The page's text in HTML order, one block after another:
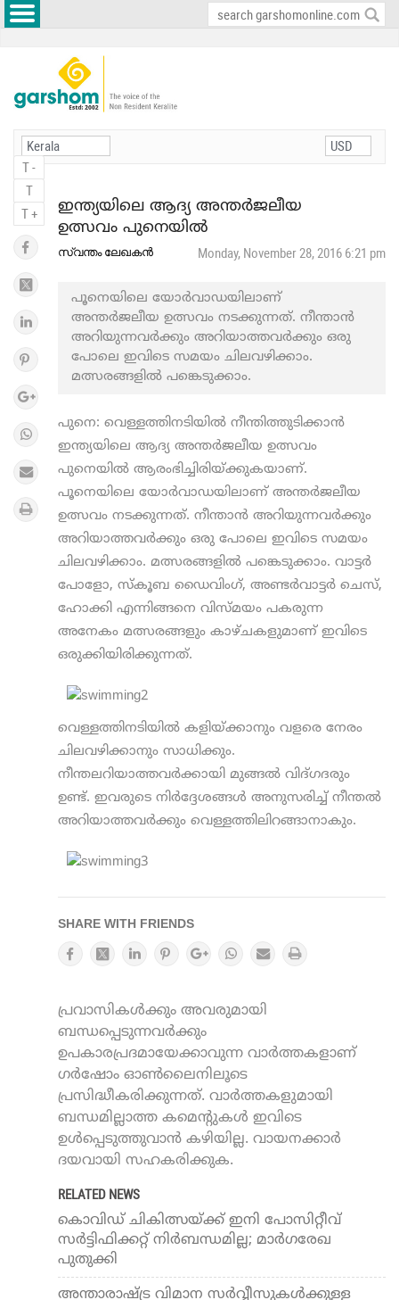
T -
T
T +
ഇന്ത്യയിലെ ആദ്യ അന്തര്‍ജലീയ
ഉത്സവം പുനെയില്‍
സ്വന്തം ലേഖകന്‍ Monday, November 28, 2016 6:21 pm
പൂനെയിലെ യോര്‍വാഡയിലാണ്
അന്തര്‍ജലീയ ഉത്സവം നടക്കുന്നത്. നീന്താന്‍
അറിയുന്നവര്‍ക്കും അറിയാത്തവര്‍ക്കും ഒരു
പോലെ ഇവിടെ സമയം ചിലവഴിക്കാം.
മത്സരങ്ങളില്‍ പങ്കെടുക്കാം.
പുനെ: വെള്ളത്തിനടിയില്‍ നീന്തിത്തുടിക്കാന്‍
ഇന്ത്യയിലെ ആദ്യ അന്തര്‍ജലീയ ഉത്സവം
പുനെയില്‍ ആരംഭിച്ചിരിയ്ക്കുകയാണ്.
പൂനെയിലെ യോര്‍വാഡയിലാണ് അന്തര്‍ജലീയ
ഉത്സവം നടക്കുന്നത്. നീന്താന്‍ അറിയുന്നവര്‍ക്കും
അറിയാത്തവര്‍ക്കും ഒരു പോലെ ഇവിടെ സമയം
ചിലവഴിക്കാം. മത്സരങ്ങളില്‍ പങ്കെടുക്കാം. വാട്ടര്‍
പോളോ, സ്‌കൂബ ഡൈവിംഗ്, അണ്ടര്‍വാട്ടര്‍ ചെസ്,
ഹോക്കി എന്നിങ്ങനെ വിസ്മയം പകരുന്ന
അനേകം മത്സരങ്ങളും കാഴ്ചകളുമാണ് ഇവിടെ
ഒരുക്കിയിരിക്കുന്നത്.
വെള്ളത്തിനടിയില്‍ കളിയ്ക്കാനും വളരെ നേരം
ചിലവഴിക്കാനും സാധിക്കും.
നീന്തലറിയാത്തവര്‍ക്കായി മുങ്ങല്‍ വിദ്ഗദരും
ഉണ്ട്. ഇവരുടെ നിര്‍ദ്ദേശങ്ങള്‍ അനുസരിച്ച് നീന്തല്‍
അറിയാത്തവര്‍ക്കും വെള്ളത്തിലിറങ്ങാനാകും.
SHARE WITH FRIENDS
പ്രവാസികൾക്കും അവരുമായി
ബന്ധപ്പെടുന്നവർക്കും
ഉപകാരപ്രദമായേക്കാവുന്ന വാർത്തകളാണ്
ഗർഷോം ഓൺലൈനിലൂടെ
പ്രസിദ്ധീകരിക്കുന്നത്. വാർത്തകളുമായി
ബന്ധമില്ലാത്ത കമെന്റുകൾ ഇവിടെ
ഉൾപ്പെടുത്തുവാൻ കഴിയില്ല. വായനക്കാർ
ദയവായി സഹകരിക്കുക.
RELATED NEWS
കൊവിഡ് ചികിത്സയ്ക്ക് ഇനി പോസിറ്റീവ്
സര്‍ട്ടിഫിക്കറ്റ് നിര്‍ബന്ധമില്ല; മാര്‍ഗരേഖ
പുതുക്കി
അന്താരാഷ്ട്ര വിമാന സര്‍വ്വീസുകള്‍ക്കുള്ള